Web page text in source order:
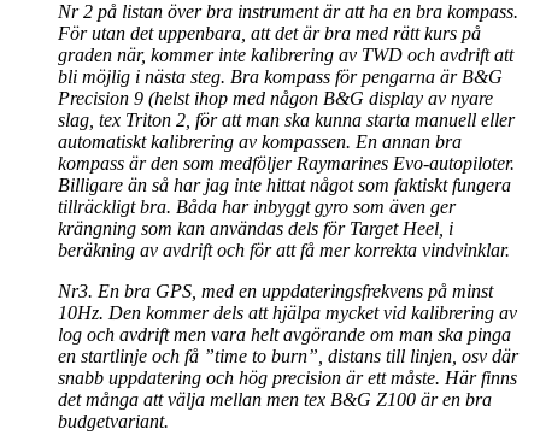
Nr 2 på listan över bra instrument är att ha en bra kompass.
För utan det uppenbara, att det är bra med rätt kurs på
graden när, kommer inte kalibrering av TWD och avdrift att
bli möjlig i nästa steg. Bra kompass för pengarna är B&G
Precision 9 (helst ihop med någon B&G display av nyare
slag, tex Triton 2, för att man ska kunna starta manuell eller
automatiskt kalibrering av kompassen. En annan bra
kompass är den som medföljer Raymarines Evo-autopiloter.
Billigare än så har jag inte hittat något som faktiskt fungera
tillräckligt bra. Båda har inbyggt gyro som även ger
krängning som kan användas dels för Target Heel, i
beräkning av avdrift och för att få mer korrekta vindvinklar.
Nr3. En bra GPS, med en uppdateringsfrekvens på minst
10Hz. Den kommer dels att hjälpa mycket vid kalibrering av
log och avdrift men vara helt avgörande om man ska pinga
en startlinje och få ”time to burn”, distans till linjen, osv där
snabb uppdatering och hög precision är ett måste. Här finns
det många att välja mellan men tex B&G Z100 är en bra
budgetvariant.